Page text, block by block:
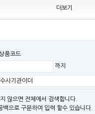
MODEL"[ADT] 출시
파" 시리즈 제품을 출시
시리즈 제품 출시
더보기
품코드
까지
않으면 전체에서 검색합니다.
으로 구분하여 입력 할수 있습니다.